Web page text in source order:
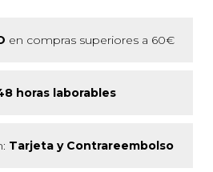
en compras superiores a 60€
horas laborables
Tarjeta y Contrareembolso